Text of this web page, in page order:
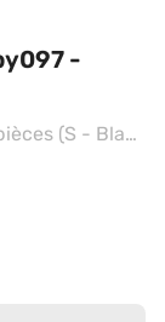
-
Prix à l'unité pour 5 pièces (S - Black)